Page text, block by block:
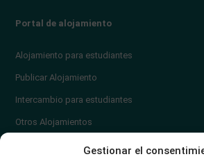
Gestionar el
Portal de alojamiento
Alojamiento para estudiantes
Publicar Alojamiento
Intercambio para estudiantes
Otros Alojamientos